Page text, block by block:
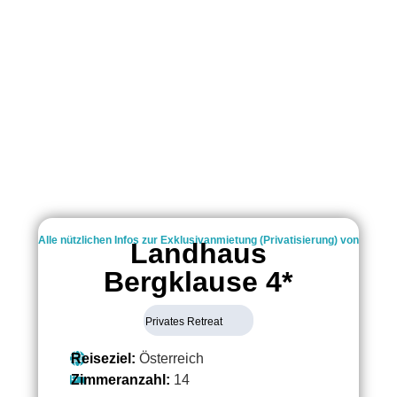
Alle nützlichen Infos zur Exklusivanmietung (Privatisierung) von
Landhaus
Bergklause 4*
Privates Retreat
Reiseziel:Österreich
Zimmeranzahl: 14